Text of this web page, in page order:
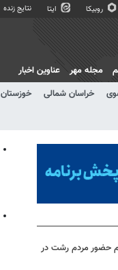
روبیکا ایتا نتایج زنده
خراسان شمالی خوزستان
مجله مهر عناوین اخبار
حضور مردم رشت در